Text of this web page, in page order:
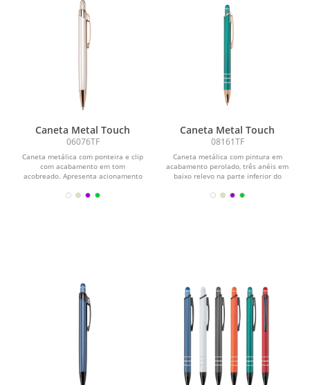
Caneta Metal Touch
06076TF
Caneta metálica com ponteira e clip
com acabamento em tom
acobreado. Apresenta acionamento
Caneta Metal Touch
08161TF
Caneta metálica com pintura em
acabamento perolado, três anéis em
baixo relevo na parte inferior do